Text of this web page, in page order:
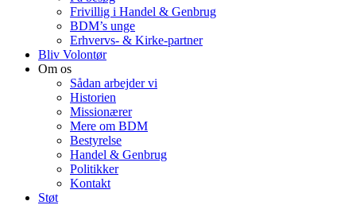
Frivillig i Handel & Genbrug
BDM’s unge
Erhvervs- & Kirke-partner
Bliv Volontør
Om os
Sådan arbejder vi
Historien
Missionærer
Mere om BDM
Bestyrelse
Handel & Genbrug
Politikker
Kontakt
Støt